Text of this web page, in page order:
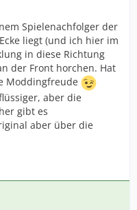
Spielenachfolger der
liegt (und ich hier im
in diese Richtung
der Front horchen. Hat
Moddingfreude
aber die
gibt es
aber über die